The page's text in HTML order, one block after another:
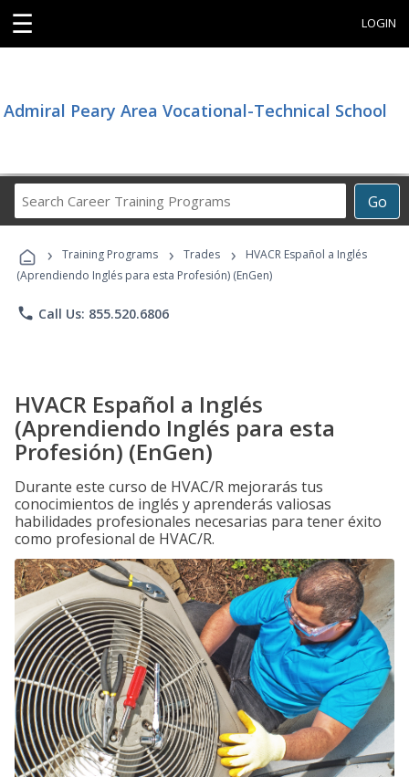
☰ LOGIN
Admiral Peary Area Vocational-Technical School
Go
Career
Programs
› Training Programs › Trades ›
HVACR Español a Inglés
(Aprendiendo Inglés para esta Profesión) (EnGen)
phone Call Us: 855.520.6806
HVACR Español a Inglés
(Aprendiendo Inglés para esta
Profesión) (EnGen)
Durante este curso de HVAC/R mejorarás tus
conocimientos de inglés y aprenderás valiosas
habilidades profesionales necesarias para tener éxito
como profesional de HVAC/R.